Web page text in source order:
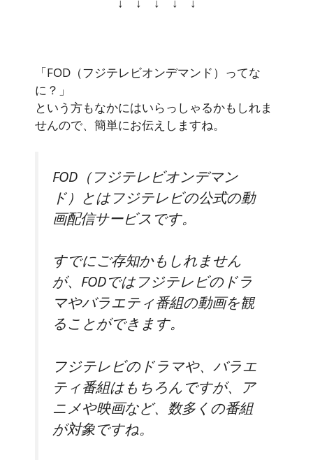
「FOD（フジテレビオンデマンド）ってな
に？」
という方もなかにはいらっしゃるかもしれま
せんので、簡単にお伝えしますね。
FOD（フジテレビオンデマン
ド） とはフジテレビの公式の動
画配信サービスです。
すでにご存知かもしれません
が、FODではフジテレビのドラ
マやバラエティ番組の動画を観
ることができます。
フジテレビのドラマや、バラエ
ティ番組はもちろんですが、ア
ニメや映画など、数多くの番組
が対象ですね。